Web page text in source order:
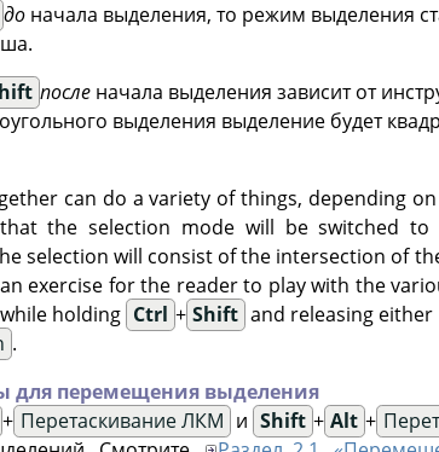
до начала выделения, то режим выделения
после начала выделения зависит от
выделения выделение будет
can do a variety of things, depending
the selection mode will be switched
selection will consist of the intersection of
exercise for the reader to play with the
holding Ctrl + Shift and releasing
.
перемещения выделения
+ Перетаскивание ЛКМ и Shift + Alt +